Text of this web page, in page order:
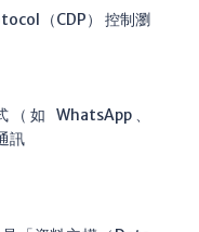
（CDP） 控制瀏
如 WhatsApp、
訊